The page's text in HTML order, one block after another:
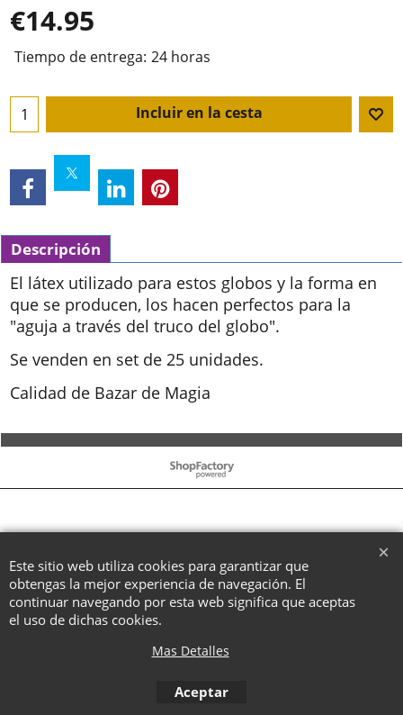
€14.95
Tiempo de entrega: 24 horas
Incluir en la cesta
Descripción
El látex utilizado para estos globos y la forma en
que se producen, los hacen perfectos para la
"aguja a través del truco del globo".
Se venden en set de 25 unidades.
Calidad de Bazar de Magia
To create online store ShopFactory eCommerce software was used.
Este sitio web utiliza cookies para garantizar que
obtengas la mejor experiencia de navegación. El
continuar navegando por esta web significa que aceptas
el uso de dichas cookies.
Mas Detalles
Aceptar